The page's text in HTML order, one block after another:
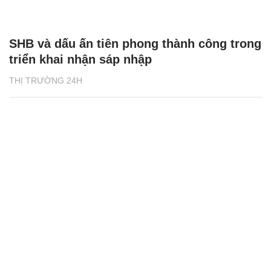
THỊ TRƯỜNG 24H
SHB và dấu ấn tiên phong thành công trong
triển khai nhận sáp nhập